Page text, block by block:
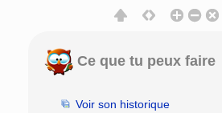
Ce que tu peux faire
Voir son historique